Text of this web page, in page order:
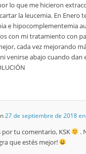
lo que me hicieron
la leucemia. En Enero
e hipocomplementemia
con mi tratamiento con
cada vez mejorando
venirse abajo cuando dan
27 de septiembre de 2018
por tu comentario, KSK
.
que estés mejor!